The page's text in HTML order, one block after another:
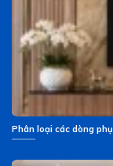
Phân loại các dòng